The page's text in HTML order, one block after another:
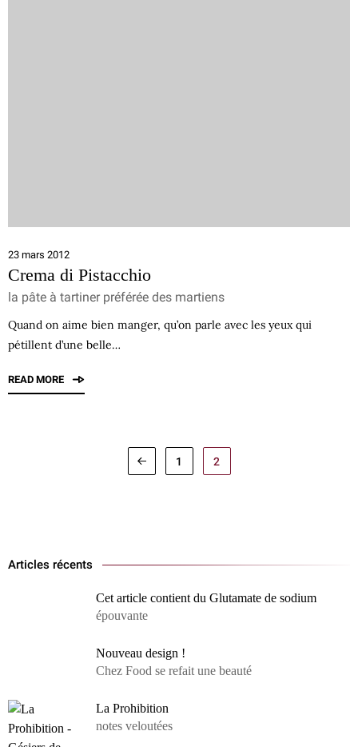
23 mars 2012
Crema di Pistacchio
la pâte à tartiner préférée des martiens
Quand on aime bien manger, qu’on parle avec les yeux qui
pétillent d’une belle…
READ MORE
1 2
Articles récents
Cet article contient du Glutamate de sodium
épouvante
Nouveau design !
Chez Food se refait une beauté
La Prohibition
notes veloutées